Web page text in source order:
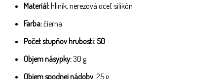
Materiál:hliník, nerezová oceľ, silikón
Farba:čierna
Počet stupňov hrubosti: 50
Objem násypky:30 g
Objem spodnej nádoby: 25 g